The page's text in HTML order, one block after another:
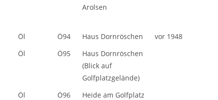
Arolsen
Öl Ö94 Haus Dornröschen
vor 1948
Öl
Ö95
Haus Dornröschen
(Blick auf
Golfplatzgelände)
Öl
Ö96 Heide am Golfplatz